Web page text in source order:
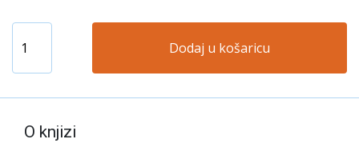
Dodaj u košaricu
O knjizi